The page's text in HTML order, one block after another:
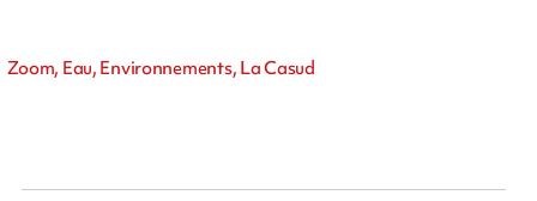
Zoom, Eau, Environnements, La Casud